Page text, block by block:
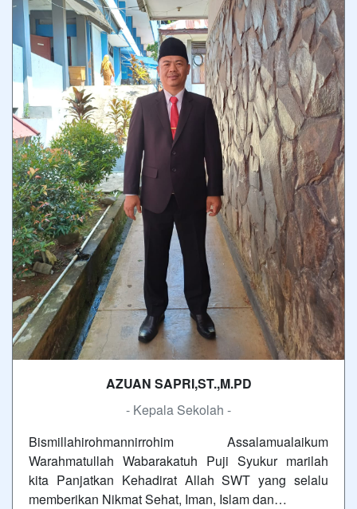
AZUAN SAPRI,ST.,M.PD
- Kepala Sekolah -
Bismillahirohmannirrohim Assalamualaikum
Warahmatullah Wabarakatuh Puji Syukur marilah
kita Panjatkan Kehadirat Allah SWT yang selalu
memberikan Nikmat Sehat, Iman, Islam dan…